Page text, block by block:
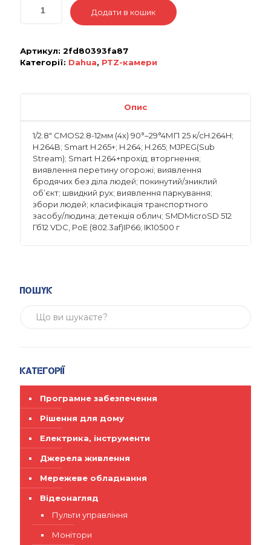
Додати в кошик
Артикул: 2fd80393fa87
Категорії: Dahua, PTZ-камери
Опис
1/2.8″ CMOS2.8-12мм (4х) 90°–29°4МП 25 к/сH.264H;
H.264B; Smart H.265+; H.264; H.265; MJPEG(Sub
Stream); Smart H.264+прохід; вторгнення;
виявлення перетину огорожі; виявлення
бродячих без діла людей; покинутий/зниклий
об’єкт; швидкий рух; виявлення паркування;
збори людей; класифікація транспортного
засобу/людина; детекція облич; SMDMicroSD 512
Гб12 VDC, PoE (802.3af)IP66; IK10500 г
Пошук
Категорії
Програмне забезпечення
Рішення для дому
Електрика, інструменти
Джерела живлення
Мережеве обладнання
Відеонагляд
Пульти управління
Монітори